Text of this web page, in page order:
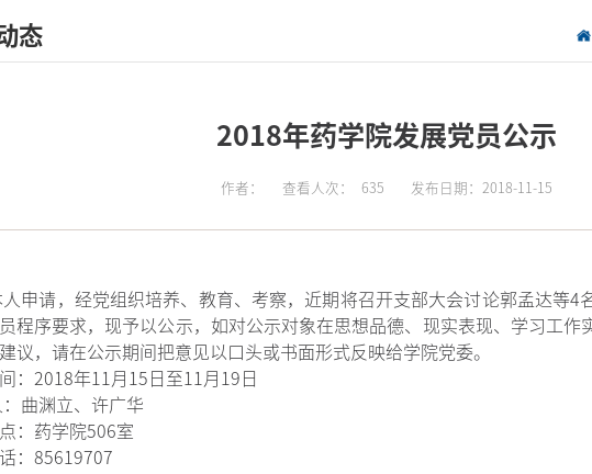
态
2018年药学院发展党员公示
作者： 查看人次： 635 发布日期：2018-11-15
人申请，经党组织培养、教育、考察，近期将召开支部大会讨论郭孟达等4
程序要求，现予以公示，如对公示对象在思想品德、现实表现、学习工作
议，请在公示期间把意见以口头或书面形式反映给学院党委。
：2018年11月15日至11月19日
曲渊立、许广华
：药学院506室
：85619707